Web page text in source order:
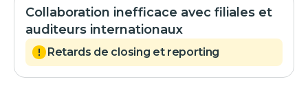
Collaboration inefficace avec filiales et
auditeurs internationaux
Retards de closing et reporting